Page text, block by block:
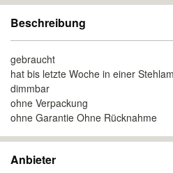
Beschreibung
gebraucht
hat bis letzte Woche in einer
dimmbar
ohne Verpackung
ohne Garantie Ohne Rücknahme
Anbieter